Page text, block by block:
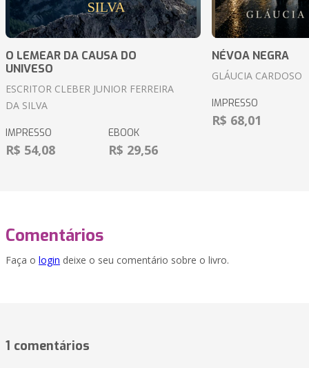
O LEMEAR DA CAUSA DO
UNIVESO
ESCRITOR CLEBER JUNIOR FERREIRA
DA SILVA
IMPRESSO
R$ 54,08
EBOOK
R$ 29,56
NÉVOA NEGRA
GLÁUCIA CARDOSO
IMPRESSO
R$ 68,01
Comentários
Faça o login deixe o seu comentário sobre o livro.
1 comentários